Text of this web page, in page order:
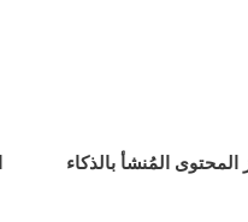
المُنشأ بالذكاء